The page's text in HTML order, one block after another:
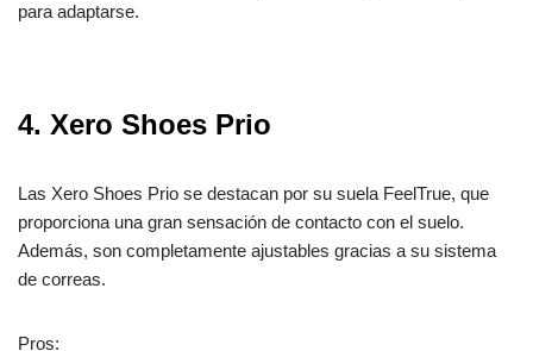
para adaptarse.
4. Xero Shoes Prio
Las Xero Shoes Prio se destacan por su suela FeelTrue, que
proporciona una gran sensación de contacto con el suelo.
Además, son completamente ajustables gracias a su sistema
de correas.
Pros: